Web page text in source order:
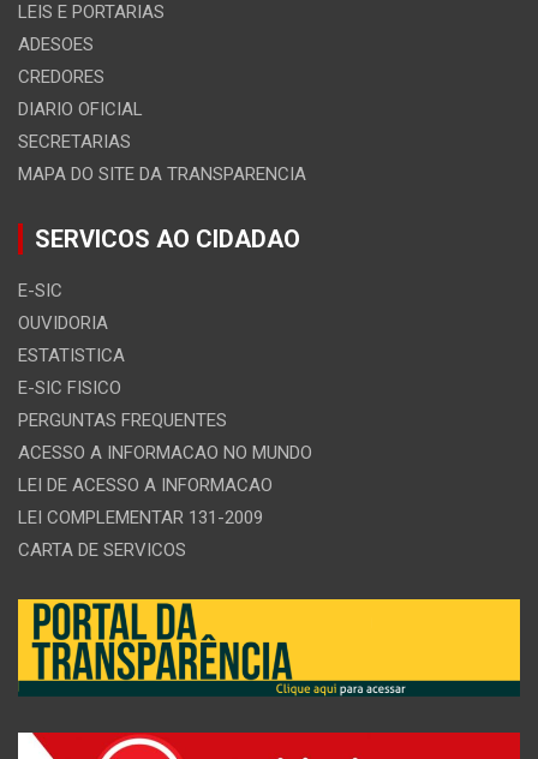
LEIS E PORTARIAS
ADESOES
CREDORES
DIARIO OFICIAL
SECRETARIAS
MAPA DO SITE DA TRANSPARENCIA
SERVICOS AO CIDADAO
E-SIC
OUVIDORIA
ESTATISTICA
E-SIC FISICO
PERGUNTAS FREQUENTES
ACESSO A INFORMACAO NO MUNDO
LEI DE ACESSO A INFORMACAO
LEI COMPLEMENTAR 131-2009
CARTA DE SERVICOS